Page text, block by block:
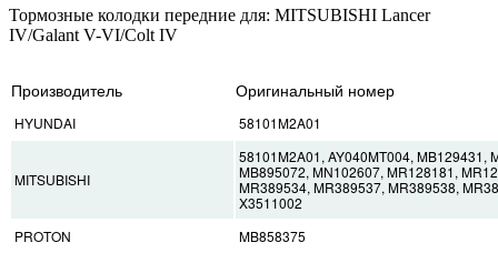
Тормозные колодки передние для: MITSUBISHI Lancer
IV/Galant V-VI/Colt IV
Производитель Оригинальный номер
HYUNDAI 58101M2A01
MITSUBISHI
58101M2A01, AY040MT004, MB129431,
MB895072, MN102607, MR128181,
MR389534, MR389537, MR389538,
X3511002
PROTON
MB858375